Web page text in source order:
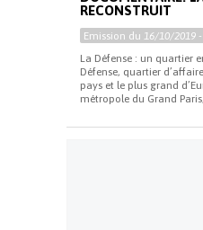
RECONSTRUIT
Emission du 16/10/2019
La Défense : un quartier
Défense, quartier
pays et le plus grand
métropole du Grand